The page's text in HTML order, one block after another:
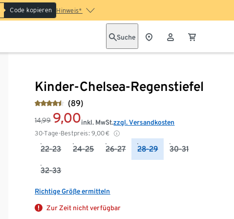
Code kopieren Hinweis*
Suche
Kinder-Chelsea-Regenstiefel
(89)
14,99 9,00
30-Tage-Bestpreis: 9,00€
inkl. MwSt.zzgl. Versandkosten
22-23 24-25 26-27 28-29 30-31
32-33
Richtige Größe ermitteln
Zur Zeit nicht verfügbar